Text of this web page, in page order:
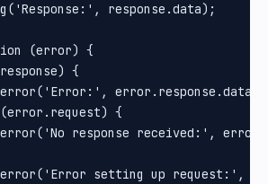
response.data);
(error) {
{
error.response.data);
{
response received:',
setting up request:',